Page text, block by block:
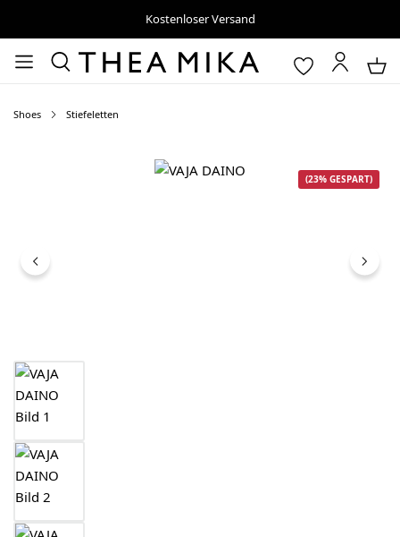
Kostenloser Versand
Shoes Stiefeletten
Bildergalerie überspringen
(23% GESPART)